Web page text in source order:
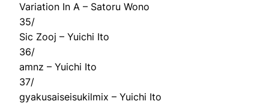
Variation In A – Satoru Wono
35/
Sic Zooj – Yuichi Ito
36/
amnz – Yuichi Ito
37/
gyakusaiseisukilmix – Yuichi Ito